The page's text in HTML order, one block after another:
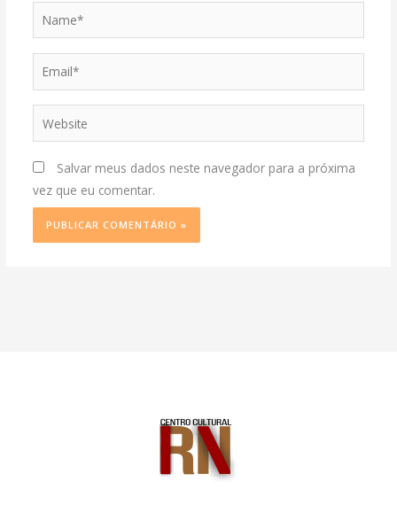
Name*
Email*
Website
Salvar meus dados neste navegador para a próxima
vez que eu comentar.